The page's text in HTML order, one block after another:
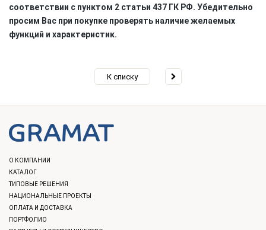
соответствии с пунктом 2 статьи 437 ГК РФ. Убедительно
просим Вас при покупке проверять наличие желаемых
функций и характеристик.
К списку
О КОМПАНИИ
КАТАЛОГ
ТИПОВЫЕ РЕШЕНИЯ
НАЦИОНАЛЬНЫЕ ПРОЕКТЫ
ОПЛАТА И ДОСТАВКА
ПОРТФОЛИО